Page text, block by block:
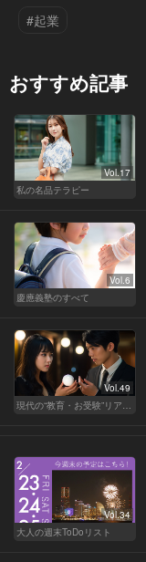
#起業
おすすめ記事
Vol.17
私の名品テラピー
Vol.6
慶應義塾のすべて
Vol.49
現代の“教育・お受験”リアルドキュメント
Vol.34
大人の週末ToDoリスト